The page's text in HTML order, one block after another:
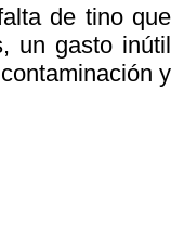
de tino que
un gasto inútil
y